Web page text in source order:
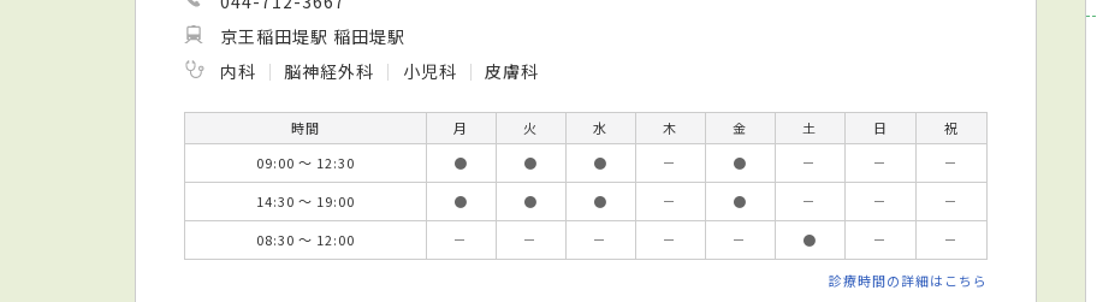
京王稲田堤駅 稲田堤駅
内科
脳神経外科 小児科 皮膚科
時間 月 火 水 木 金 土 日
祝
09:00 ～ 12:30
● ● ● － ● － －
－
14:30 ～ 19:00
● ● ● － ● － －
－
08:30 ～ 12:00
－ － － － － ● － －
診療時間の詳細はこちら